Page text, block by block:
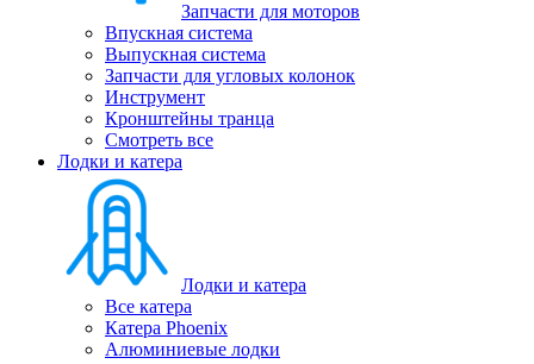
Запчасти для моторов
Впускная система
Выпускная система
Запчасти для угловых колонок
Инструмент
Кронштейны транца
Смотреть все
Лодки и катера
Лодки и катера
Все катера
Катера Phoenix
Алюминиевые лодки